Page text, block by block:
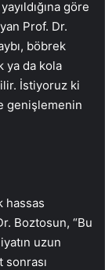
göre
Prof. Dr.
böbrek
ya da kola
İstiyoruz ki
genişlemenin
hassas
Boztosun, “Bu
uzun